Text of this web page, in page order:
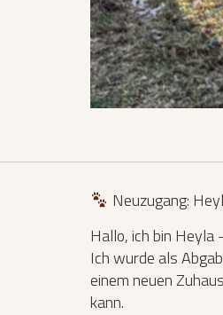
Neuzugang:
Hallo, ich bin Heyla
Ich wurde als
einem neuen
kann.